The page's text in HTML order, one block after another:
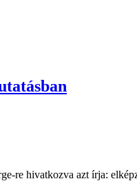
re hivatkozva azt írja: